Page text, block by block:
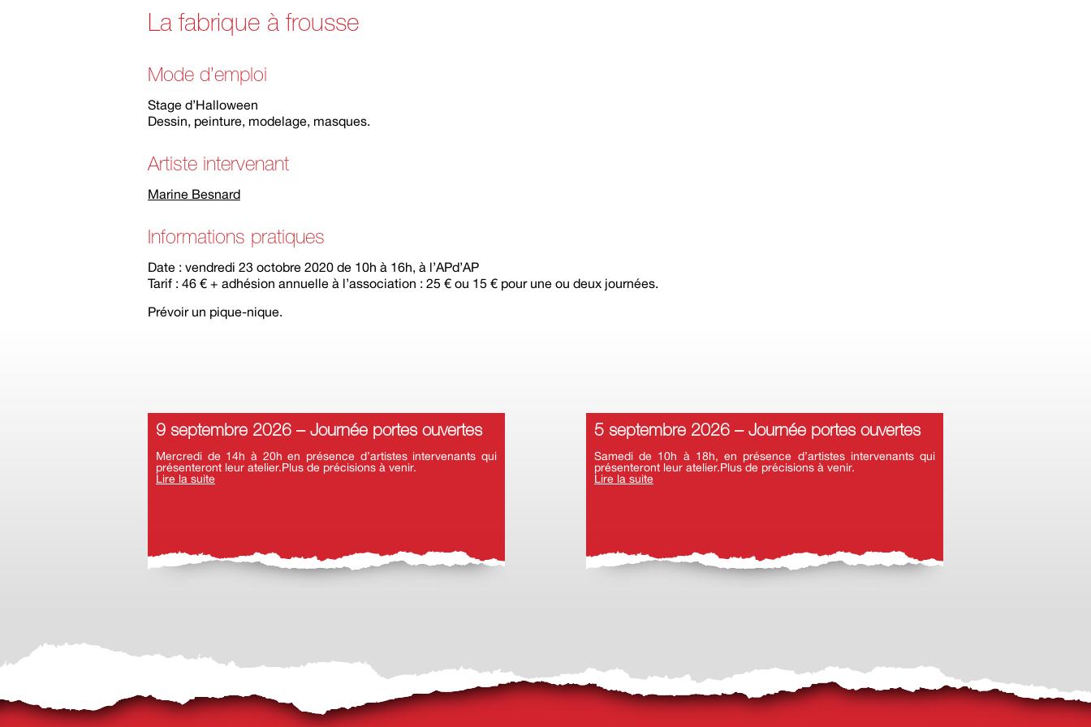
La fabrique à frousse
Mode d’emploi
Stage d’Halloween
Dessin, peinture, modelage, masques.
Artiste intervenant
Marine Besnard
Informations pratiques
Date : vendredi 23 octobre 2020 de 10h à 16h, à l’APd’AP
Tarif : 46 € + adhésion annuelle à l’association : 25 € ou 15 € pour une ou deux journées.
Prévoir un pique-nique.
9 septembre 2026 – Journée portes ouvertes
Mercredi de 14h à 20h en présence d’artistes intervenants qui
présenteront leur atelier.Plus de précisions à venir.
Lire la suite
5 septembre 2026 – Journée portes ouvertes
Samedi de 10h à 18h, en présence d’artistes intervenants qui
présenteront leur atelier.Plus de précisions à venir.
Lire la suite